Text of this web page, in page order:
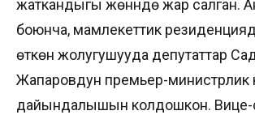
жаткандыгы жөнүндө жар салган.
боюнча, мамлекеттик
өткөн жолугушууда депутаттар
Жапаровдун премьер-министрлик
дайындалышын колдошкон. Вице-